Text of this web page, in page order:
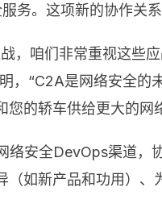
务。这项新的协作关
，咱们非常重视这些
“C2A是网络安全的
的轿车供给更大的
安全DevOps渠道
如新产品和功用）